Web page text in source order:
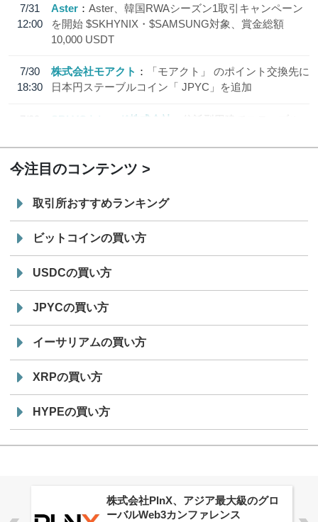
7/31
12:00
Aster
Aster、韓国RWAシーズン1取引キャンペーン
を開始 $SKHYNIX・$SAMSUNG対象、賞金総額
10,000 USDT
7/30
18:30
株式会社モアクト
「モアクト」 のポイント交換先に
日本円ステーブルコイン「 JPYC」を追加
7/29
SBI VCトレード株式会社
信託型円建てステーブル
今注目のコンテンツ
取引所おすすめランキング
ビットコインの買い方
USDCの買い方
JPYCの買い方
イーサリアムの買い方
XRPの買い方
HYPEの買い方
株式会社PlnX、アジア最大級のグロ
ーバルWeb3カンファレンス